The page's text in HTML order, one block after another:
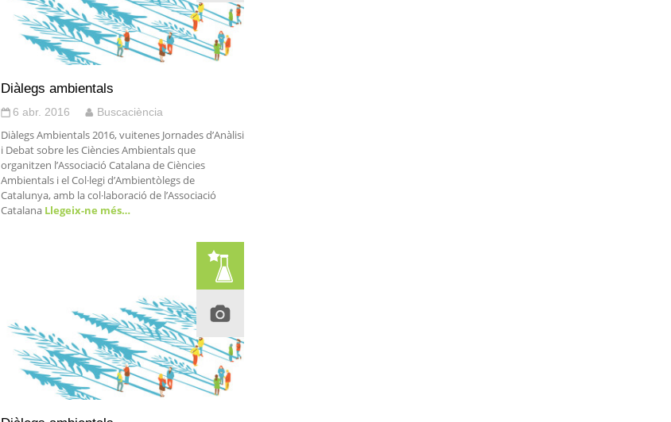
Diàlegs ambientals
6 abr. 2016 Buscaciència
Diàlegs Ambientals 2016, vuitenes Jornades d’Anàlisi
i Debat sobre les Ciències Ambientals que
organitzen l’Associació Catalana de Ciències
Ambientals i el Col·legi d’Ambientòlegs de
Catalunya, amb la col·laboració de l’Associació
CatalanaLlegeix-ne més…